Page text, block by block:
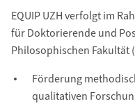
EQUIP UZH verfolgt im
für Doktorierende und
Philosophischen Fakultät
Förderung
qualitativen